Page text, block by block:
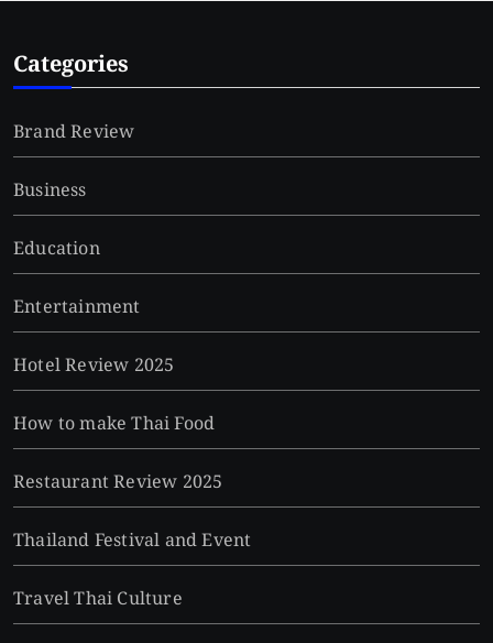
Categories
Brand Review
Business
Education
Entertainment
Hotel Review 2025
How to make Thai Food
Restaurant Review 2025
Thailand Festival and Event
Travel Thai Culture